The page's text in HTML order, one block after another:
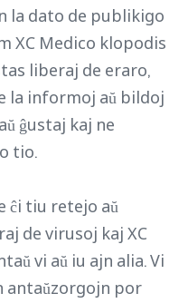
la dato de publikigo
XC Medico klopodis
liberaj de eraro,
la informoj aŭ bildoj
ĝustaj kaj ne
tio.
ĉi tiu retejo aŭ
de virusoj kaj XC
vi aŭ iu ajn alia. Vi
antaŭzorgojn por